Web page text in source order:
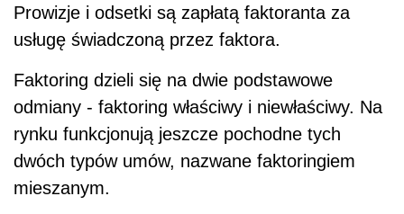
Prowizje i odsetki są zapłatą faktoranta za
usługę świadczoną przez faktora.
Faktoring dzieli się na dwie podstawowe
odmiany - faktoring właściwy i niewłaściwy. Na
rynku funkcjonują jeszcze pochodne tych
dwóch typów umów, nazwane faktoringiem
mieszanym.